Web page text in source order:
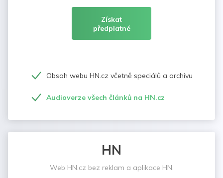
Získat
předplatné
Obsah webu HN.cz včetně speciálů a archivu
Audioverze všech článků na HN.cz
HN
Web HN.cz bez reklam a aplikace HN.